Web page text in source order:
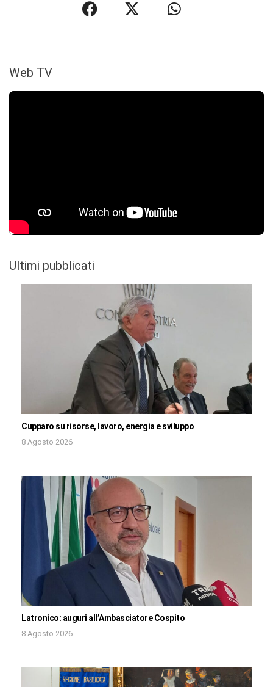
Web TV
Ultimi pubblicati
Cupparo su risorse, lavoro, energia e sviluppo
8 Agosto 2026
Latronico: auguri all’Ambasciatore Cospito
8 Agosto 2026